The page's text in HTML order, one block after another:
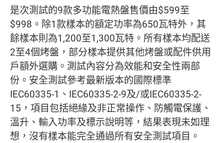
是次測試的9款多功能電熱盤售價由$599至
$998。除1款樣本的額定功率為650瓦特外，其
餘樣本則為1,200至1,300瓦特。所有樣本均配送
2至4個烤盤，部分樣本提供其他烤盤或配件供用
戶額外選購。測試內容分為效能和安全性兩部
份。安全測試參考最新版本的國際標準
IEC60335-1、IEC60335-2-9及/或IEC60335-2-
15，項目包括絕緣及非正常操作、防觸電保護、
溫升、輸入功率及標示說明等，結果表現未如理
想，沒有樣本能完全通過所有安全測試項目。